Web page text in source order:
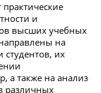
и
высших учебных
на
студентов, их
а также на анализ
различных